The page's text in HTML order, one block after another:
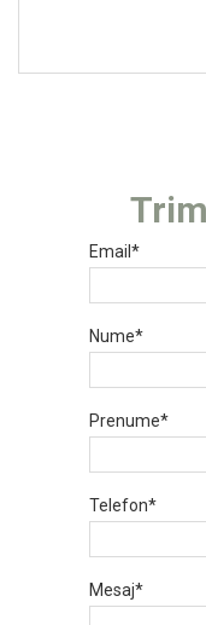
Email*
Nume*
Prenume*
Telefon*
Mesaj*